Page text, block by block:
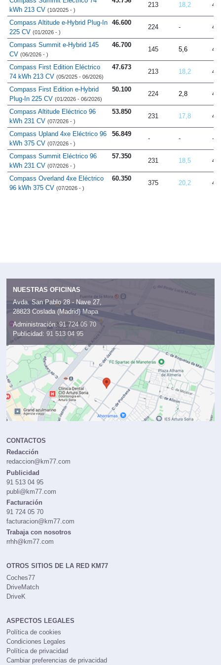
kWh 213 CV (10/2025 - )
213 18,2
Compass Altitude e-Hybrid Plug-In
225 CV (01/2026 - )
46.600
224 -
Compass Summit e-Hybrid 145
CV (06/2026 - )
46.700
145 5,6
Compass First Edition Eléctrico
74 kWh 213 CV (05/2025 - 06/2026)
47.673
213 18,2
Compass First Edition e-Hybrid
Plug-In 225 CV (01/2026 - 06/2026)
50.100
224 2,8
Compass Altitude Eléctrico 96
kWh 231 CV (07/2026 - )
53.850
231 17,8
Compass Upland 4xe Eléctrico 96
kWh 375 CV (07/2026 - )
56.849
- - -
Compass Summit Eléctrico 96
kWh 231 CV (07/2026 - )
57.350
231 18,5
Compass Overland 4xe Eléctrico
96 kWh 375 CV (07/2026 - )
60.350
375 20,2
NUESTRAS OFICINAS
Avda. San Pablo 28 - Nave 27,
28823 Coslada (Madrid) Mapa
Administración: 91 724 05 70
Publicidad: 91 513 04 95
CONTACTOS
Redacción
redaccion@km77.com
Publicidad
91 513 04 95
publi@km77.com
Facturación
91 724 05 70
facturacion@km77.com
Trabaja con nosotros
rrhh@km77.com
OTROS SITIOS DE LA RED KM77
Coches77
DriveMatch
DriveK
ASPECTOS LEGALES
Política de cookies
Condiciones Legales
Política de privacidad
Cambiar preferencias de privacidad